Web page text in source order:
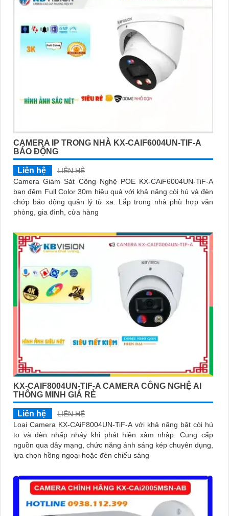
CAMERA IP TRONG NHÀ KX-CAIF6004UN-TIF-A
BÁO ĐỘNG
Liên hệ
LIÊN HỆ
Camera Giám Sát Công Nghệ POE KX-CAiF6004UN-TiF-A
ban đêm Full Color 30m hiệu quả với khả năng còi hú và đèn
chớp báo động quản lý từ xa. Lắp trong nhà phù hợp văn
phòng, gia đình, cửa hàng
KX-CAIF8004UN-TIF-A CAMERA CÔNG NGHỆ AI
THÔNG MINH GIÁ RẺ
Liên hệ
LIÊN HỆ
Loại Camera KX-CAiF8004UN-TiF-A với khả năng bật còi hú
to và đèn nhấp nháy khi phát hiện xâm nhập. Cung cấp
nguồn qua dây mạng, chức năng ánh sáng kép chuyên dụng,
lựa chọn hồng ngoại hoặc đèn chiếu sáng